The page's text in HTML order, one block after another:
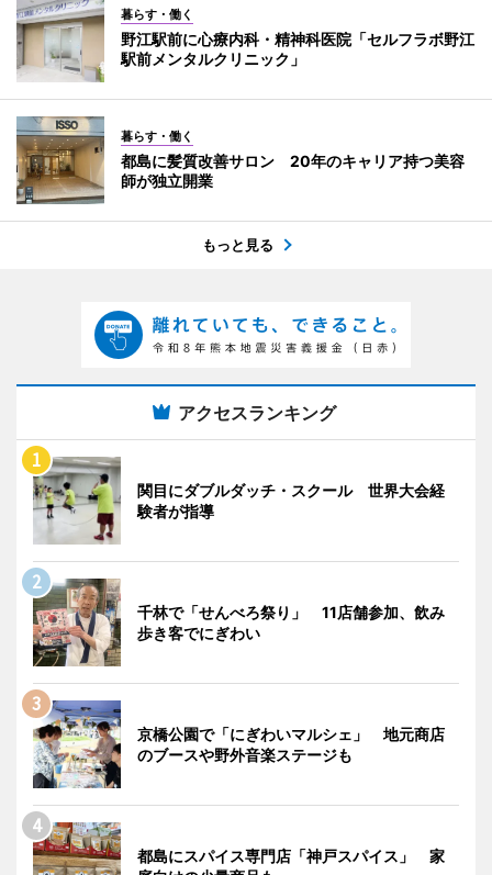
暮らす・働く
野江駅前に心療内科・精神科医院「セルフラボ野江
駅前メンタルクリニック」
暮らす・働く
都島に髪質改善サロン 20年のキャリア持つ美容
師が独立開業
もっと見る
アクセスランキング
関目にダブルダッチ・スクール 世界大会経
験者が指導
千林で「せんべろ祭り」 11店舗参加、飲み
歩き客でにぎわい
京橋公園で「にぎわいマルシェ」 地元商店
のブースや野外音楽ステージも
都島にスパイス専門店「神戸スパイス」 家